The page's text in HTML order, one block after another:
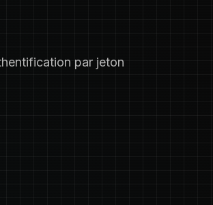
par jeton